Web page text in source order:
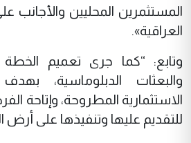
المستثمرين المحليين والأجانب
العراقية».
وتابع: “كما جرى تعميم
والبعثات الدبلوماسية،
الاستثمارية المطروحة، وإتاحة
للتقديم عليها وتنفيذها على أرض